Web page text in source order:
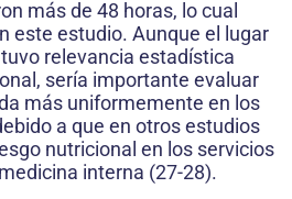
más de 48 horas, lo cual
este estudio. Aunque el lugar
relevancia estadística
sería importante evaluar
más uniformemente en los
a que en otros estudios
nutricional en los servicios
interna (27-28).